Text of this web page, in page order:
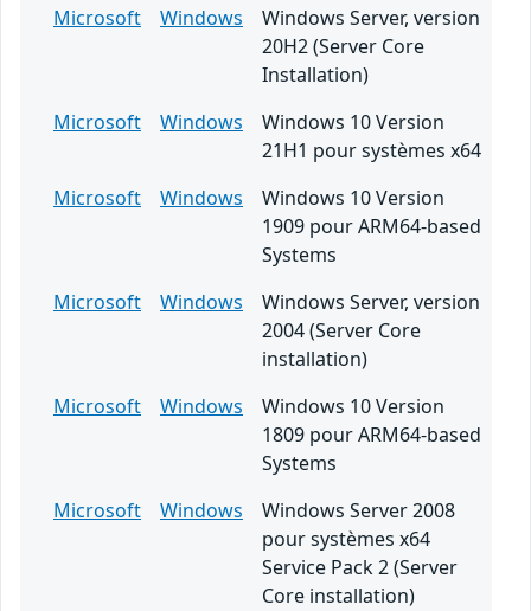
Microsoft
Windows
Windows Server, version
20H2 (Server Core
Installation)
Microsoft
Windows
Windows 10 Version
21H1 pour systèmes x64
Microsoft
Windows
Windows 10 Version
1909 pour ARM64-based
Systems
Microsoft
Windows
Windows Server, version
2004 (Server Core
installation)
Microsoft
Windows
Windows 10 Version
1809 pour ARM64-based
Systems
Microsoft
Windows
Windows Server 2008
pour systèmes x64
Service Pack 2 (Server
Core installation)